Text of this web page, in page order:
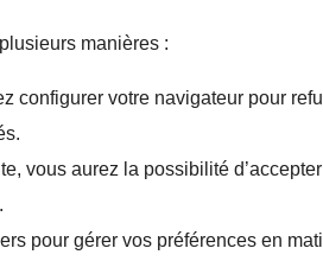
manières :
configurer votre navigateur pour
vous aurez la possibilité
pour gérer vos préférences en